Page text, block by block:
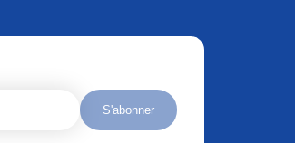
S'abonner